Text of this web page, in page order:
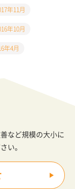
年11月
年10月
年4月
など規模の大小に
い。